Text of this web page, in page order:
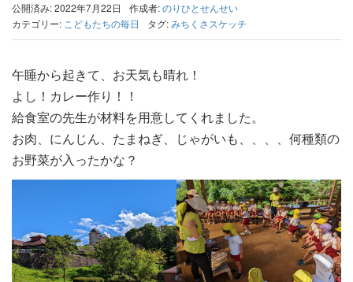
公開済み: 2022年7月22日 作成者:のりひとせんせい
カテゴリー: こどもたちの毎日 タグ:みちくさスケッチ
午睡から起きて、お天気も晴れ！
よし！カレー作り！！
給食室の先生が材料を用意してくれました。
お肉、にんじん、たまねぎ、じゃがいも、、、、何種類の
お野菜が入ったかな？